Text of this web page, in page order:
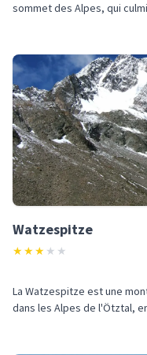
sommet des Alpes, qui
Watzespitze
★★★ ★ ★
La Watzespitze est une
dans les Alpes de l'Ötztal,